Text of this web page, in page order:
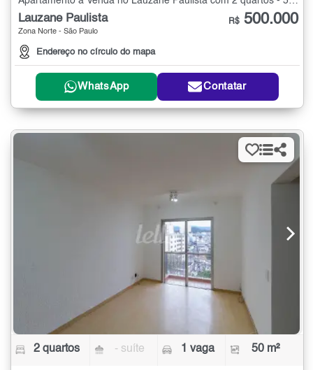
Lauzane Paulista
Zona Norte - São Paulo
Endereço no círculo do mapa
R$ 500.000
WhatsApp Contatar
2 quartos - suíte 1 vaga 50 m²